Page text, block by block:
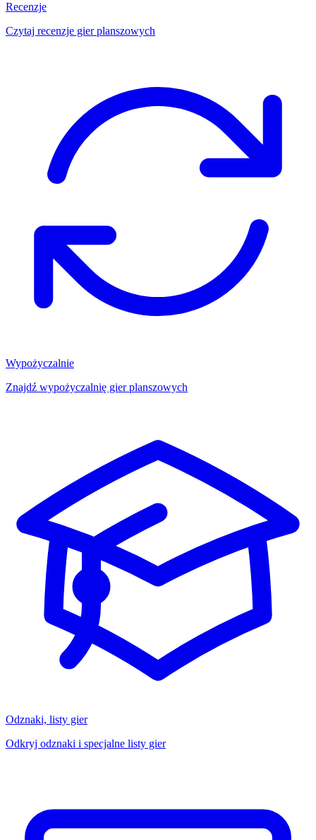
Recenzje
Czytaj recenzje gier planszowych
Wypożyczalnie
Znajdź wypożyczalnię gier planszowych
Odznaki, listy gier
Odkryj odznaki i specjalne listy gier